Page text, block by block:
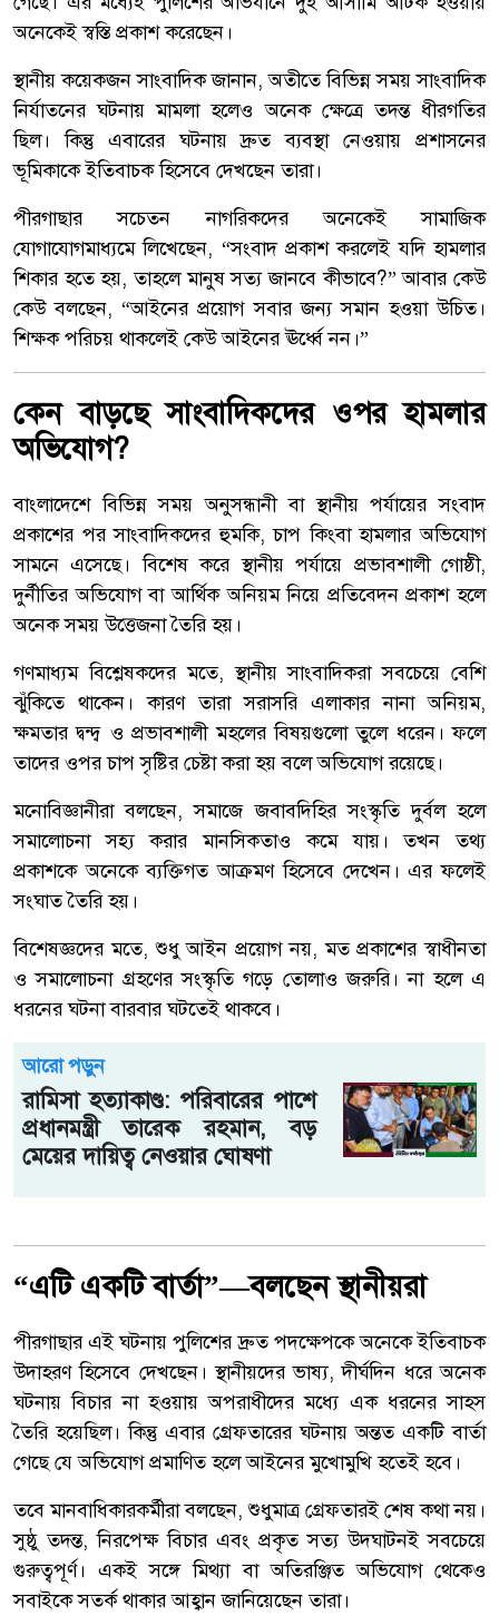
অনেকেই স্বস্তি প্রকাশ করেছেন।
স্থানীয় কয়েকজন সাংবাদিক জানান, অতীতে বিভিন্ন সময় সাংবাদিক
নির্যাতনের ঘটনায় মামলা হলেও অনেক ক্ষেত্রে তদন্ত ধীরগতির
ছিল। কিন্তু এবারের ঘটনায় দ্রুত ব্যবস্থা নেওয়ায় প্রশাসনের
ভূমিকাকে ইতিবাচক হিসেবে দেখছেন তারা।
পীরগাছার সচেতন নাগরিকদের অনেকেই সামাজিক
যোগাযোগমাধ্যমে লিখেছেন, “সংবাদ প্রকাশ করলেই যদি হামলার
শিকার হতে হয়, তাহলে মানুষ সত্য জানবে কীভাবে?” আবার কেউ
কেউ বলছেন, “আইনের প্রয়োগ সবার জন্য সমান হওয়া উচিত।
শিক্ষক পরিচয় থাকলেই কেউ আইনের ঊর্ধ্বে নন।”
কেন বাড়ছে সাংবাদিকদের ওপর হামলার
অভিযোগ?
বাংলাদেশে বিভিন্ন সময় অনুসন্ধানী বা স্থানীয় পর্যায়ের সংবাদ
প্রকাশের পর সাংবাদিকদের হুমকি, চাপ কিংবা হামলার অভিযোগ
সামনে এসেছে। বিশেষ করে স্থানীয় পর্যায়ে প্রভাবশালী গোষ্ঠী,
দুর্নীতির অভিযোগ বা আর্থিক অনিয়ম নিয়ে প্রতিবেদন প্রকাশ হলে
অনেক সময় উত্তেজনা তৈরি হয়।
গণমাধ্যম বিশ্লেষকদের মতে, স্থানীয় সাংবাদিকরা সবচেয়ে বেশি
ঝুঁকিতে থাকেন। কারণ তারা সরাসরি এলাকার নানা অনিয়ম,
ক্ষমতার দ্বন্দ্ব ও প্রভাবশালী মহলের বিষয়গুলো তুলে ধরেন। ফলে
তাদের ওপর চাপ সৃষ্টির চেষ্টা করা হয় বলে অভিযোগ রয়েছে।
মনোবিজ্ঞানীরা বলছেন, সমাজে জবাবদিহির সংস্কৃতি দুর্বল হলে
সমালোচনা সহ্য করার মানসিকতাও কমে যায়। তখন তথ্য
প্রকাশকে অনেকে ব্যক্তিগত আক্রমণ হিসেবে দেখেন। এর ফলেই
সংঘাত তৈরি হয়।
বিশেষজ্ঞদের মতে, শুধু আইন প্রয়োগ নয়, মত প্রকাশের স্বাধীনতা
ও সমালোচনা গ্রহণের সংস্কৃতি গড়ে তোলাও জরুরি। না হলে এ
ধরনের ঘটনা বারবার ঘটতেই থাকবে।
আরো পড়ুন
রামিসা হত্যাকাণ্ড: পরিবারের পাশে
প্রধানমন্ত্রী তারেক রহমান, বড়
মেয়ের দায়িত্ব নেওয়ার ঘোষণা
“এটি একটি বার্তা”—বলছেন স্থানীয়রা
পীরগাছার এই ঘটনায় পুলিশের দ্রুত পদক্ষেপকে অনেকে ইতিবাচক
উদাহরণ হিসেবে দেখছেন। স্থানীয়দের ভাষ্য, দীর্ঘদিন ধরে অনেক
ঘটনায় বিচার না হওয়ায় অপরাধীদের মধ্যে এক ধরনের সাহস
তৈরি হয়েছিল। কিন্তু এবার গ্রেফতারের ঘটনায় অন্তত একটি বার্তা
গেছে যে অভিযোগ প্রমাণিত হলে আইনের মুখোমুখি হতেই হবে।
তবে মানবাধিকারকর্মীরা বলছেন, শুধুমাত্র গ্রেফতারই শেষ কথা নয়।
সুষ্ঠু তদন্ত, নিরপেক্ষ বিচার এবং প্রকৃত সত্য উদঘাটনই সবচেয়ে
গুরুত্বপূর্ণ। একই সঙ্গে মিথ্যা বা অতিরঞ্জিত অভিযোগ থেকেও
সবাইকে সতর্ক থাকার আহ্বান জানিয়েছেন তারা।